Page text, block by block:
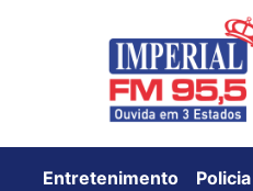
Entretenimento Policia